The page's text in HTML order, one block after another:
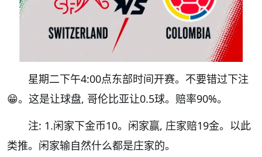
星期二下午4:00点东部时间开赛。不要错过下注
😁。这是让球盘, 哥伦比亚让0.5球。赔率90%。
注: 1.闲家下金币10。闲家赢, 庄家赔19金。以此
类推。闲家输自然什么都是庄家的。